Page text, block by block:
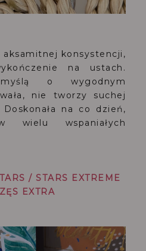
aksamitnej konsystencji,
na ustach.
o wygodnym
nie tworzy suchej
na co dzień,
wielu wspaniałych
/ STARS EXTREME
EXTRA